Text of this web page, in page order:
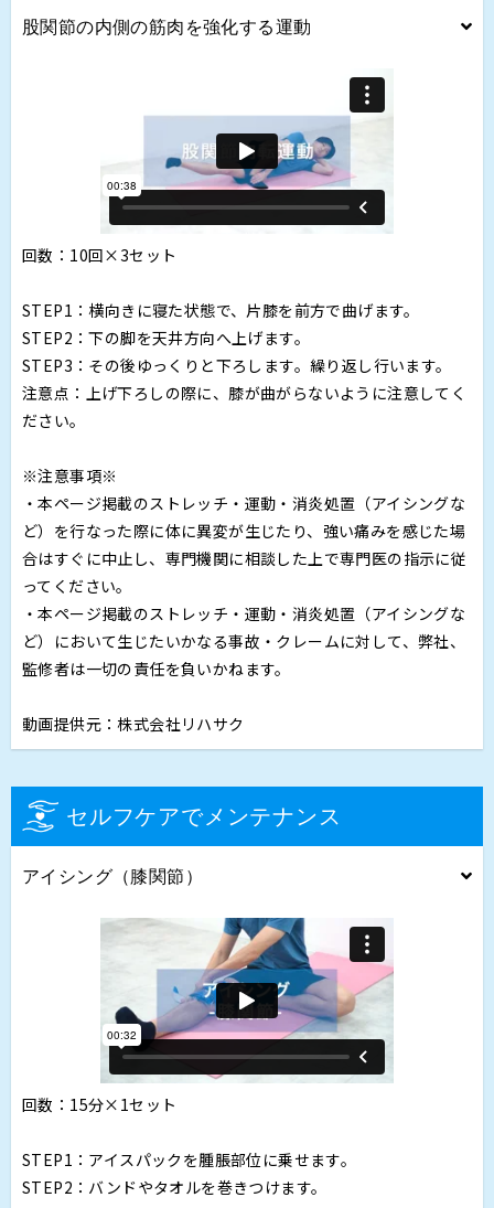
股関節の内側の筋肉を強化する運動
回数：10回×3セット
STEP1：横向きに寝た状態で、片膝を前方で曲げます。
STEP2：下の脚を天井方向へ上げます。
STEP3：その後ゆっくりと下ろします。繰り返し行います。
注意点：上げ下ろしの際に、膝が曲がらないように注意してく
ださい。
※注意事項※
・本ページ掲載のストレッチ・運動・消炎処置（アイシングな
ど）を行なった際に体に異変が生じたり、強い痛みを感じた場
合はすぐに中止し、専門機関に相談した上で専門医の指示に従
ってください。
・本ページ掲載のストレッチ・運動・消炎処置（アイシングな
ど）において生じたいかなる事故・クレームに対して、弊社、
監修者は一切の責任を負いかねます。
動画提供元：株式会社リハサク
セルフケアでメンテナンス
アイシング（膝関節）
回数：15分×1セット
STEP1：アイスパックを腫脹部位に乗せます。
STEP2：バンドやタオルを巻きつけます。